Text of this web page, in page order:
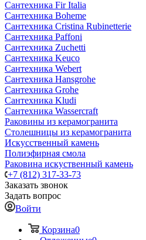
Сантехника Fir Italia
Сантехника Boheme
Сантехника Cristina Rubinetterie
Сантехника Paffoni
Сантехника Zuchetti
Сантехника Keuco
Сантехника Webert
Сантехника Hansgrohe
Сантехника Grohe
Сантехника Kludi
Сантехника Wassercraft
Раковины из керамогранита
Столешницы из керамогранита
Искусственный камень
Полиэфирная смола
Раковина искуственный камень
+7 (812) 317-33-73
Заказать звонок
Задать вопрос
Войти
Корзина0